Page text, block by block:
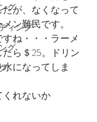
グ
ィング
グ
が、なくなって
ン難民です。
ね・・・ラーメ
ら＄25。ドリン
になってしま
れないか